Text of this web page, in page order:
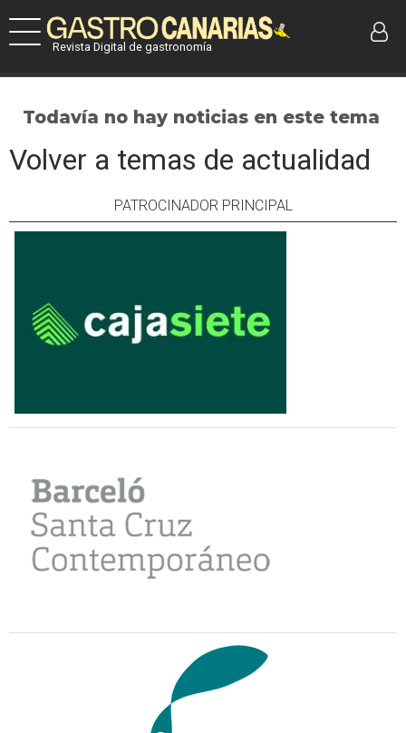
Revista Digital de gastronomía
Todavía no hay noticias en este tema
Volver a temas de actualidad
PATROCINADOR PRINCIPAL